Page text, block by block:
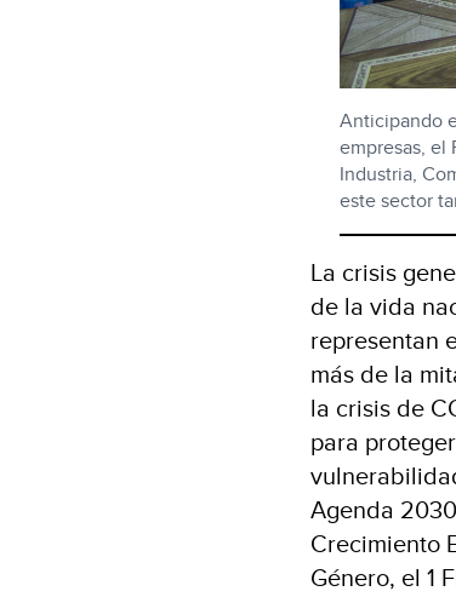
Anticipando
empresas, el
Industria,
este sector
La crisis
de la vida
representan
más de la
la crisis de
para
Agenda
Crecimiento
Género, el 1